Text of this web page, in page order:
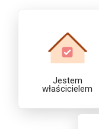
Jestem
właścicielem